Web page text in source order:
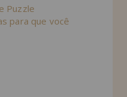
Puzzle
para que você